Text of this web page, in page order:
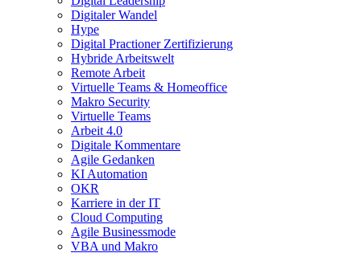
Digitaler Wandel
Hype
Digital Practioner Zertifizierung
Hybride Arbeitswelt
Remote Arbeit
Virtuelle Teams & Homeoffice
Makro Security
Virtuelle Teams
Arbeit 4.0
Digitale Kommentare
Agile Gedanken
KI Automation
OKR
Karriere in der IT
Cloud Computing
Agile Businessmode
VBA und Makro